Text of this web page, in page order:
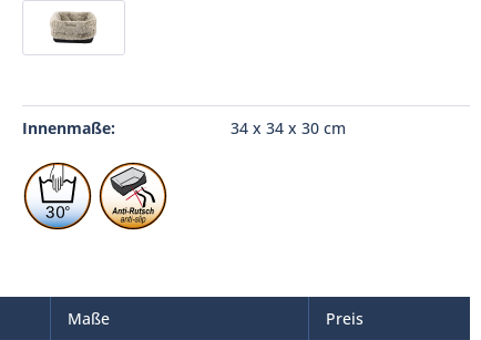
Innenmaße: 34 x 34 x 30 cm
Maße Preis